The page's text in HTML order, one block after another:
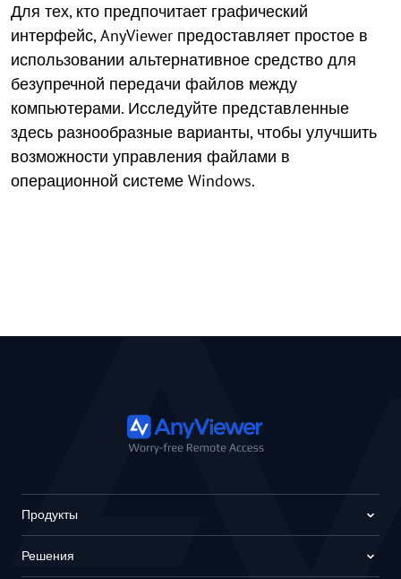
Для тех, кто предпочитает графический
интерфейс, AnyViewer предоставляет простое в
использовании альтернативное средство для
безупречной передачи файлов между
компьютерами. Исследуйте представленные
здесь разнообразные варианты, чтобы улучшить
возможности управления файлами в
операционной системе Windows.
Продукты
Решения